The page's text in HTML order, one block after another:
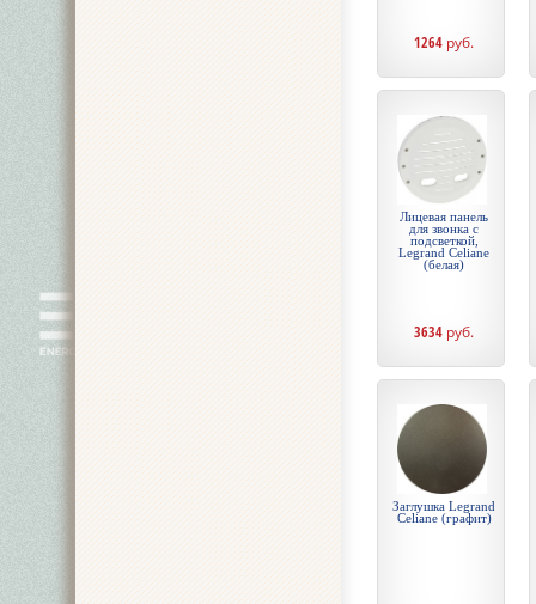
1264 руб.
Лицевая панель
для звонка с
подсветкой,
Legrand Celiane
(белая)
3634 руб.
Заглушка Legrand
Celiane (графит)